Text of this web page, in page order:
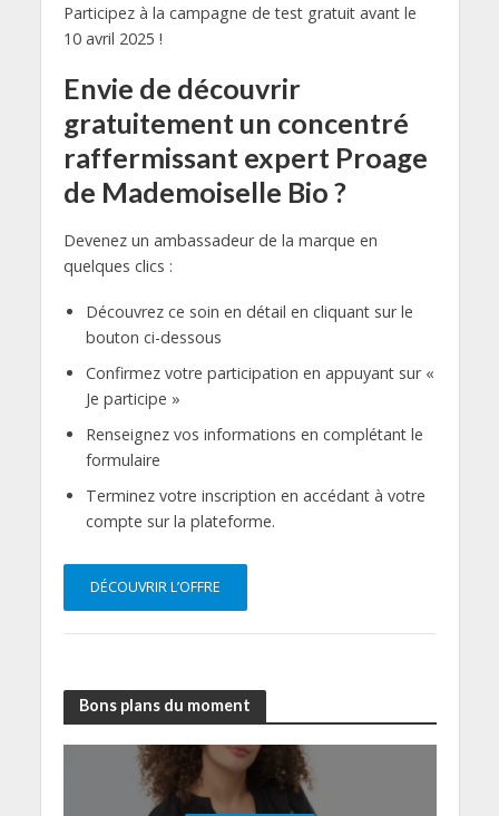
Participez à la campagne de test gratuit avant le
10 avril 2025 !
Envie de découvrir
gratuitement un concentré
raffermissant expert Proage
de Mademoiselle Bio ?
Devenez un ambassadeur de la marque en
quelques clics :
Découvrez ce soin en détail en cliquant sur le
bouton ci-dessous
Confirmez votre participation en appuyant sur «
Je participe »
Renseignez vos informations en complétant le
formulaire
Terminez votre inscription en accédant à votre
compte sur la plateforme.
DÉCOUVRIR L’OFFRE
Bons plans du moment